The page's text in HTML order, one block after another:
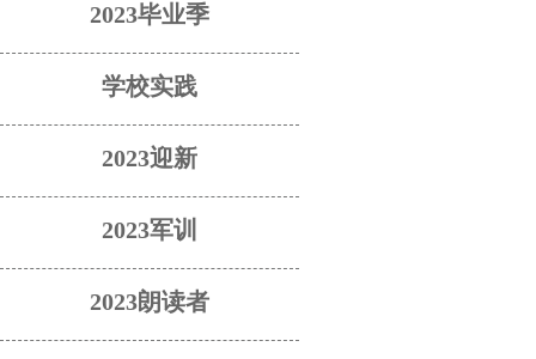
2023毕业季
学校实践
2023迎新
2023军训
2023朗读者